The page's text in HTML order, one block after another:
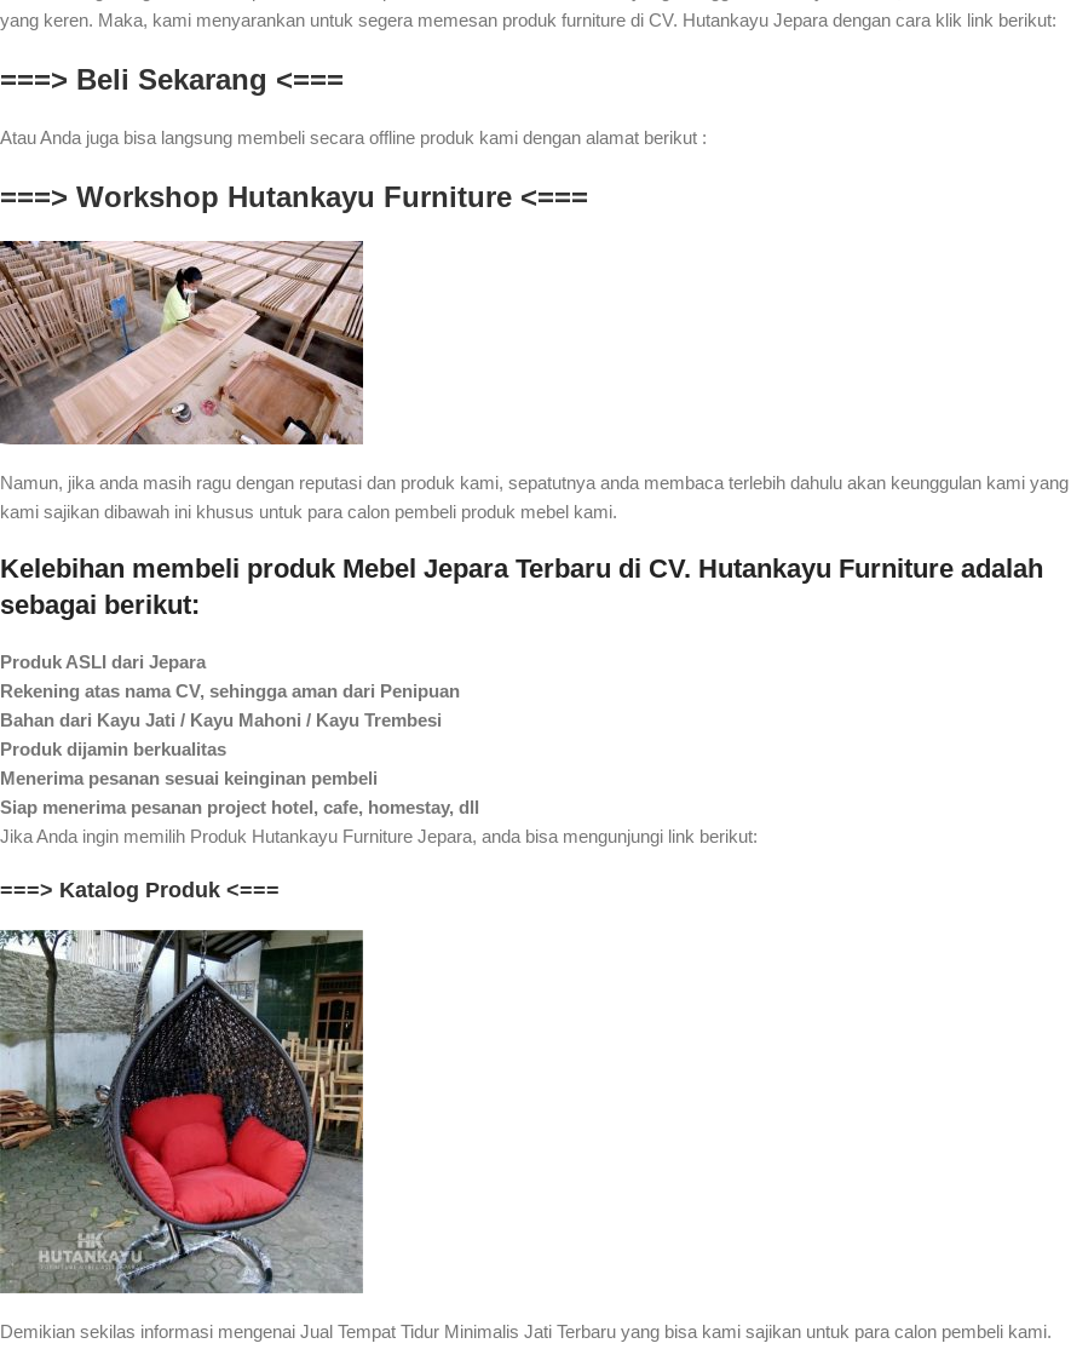
yang keren. Maka, kami menyarankan untuk segera memesan produk furniture di CV. Hutankayu Jepara dengan cara klik link berikut:
===> Beli Sekarang <===
Atau Anda juga bisa langsung membeli secara offline produk kami dengan alamat berikut :
===> Workshop Hutankayu Furniture <===
Namun, jika anda masih ragu dengan reputasi dan produk kami, sepatutnya anda membaca terlebih dahulu akan keunggulan kami yang
kami sajikan dibawah ini khusus untuk para calon pembeli produk mebel kami.
Kelebihan membeli produk Mebel Jepara Terbaru di CV. Hutankayu Furniture adalah
sebagai berikut:
Produk ASLI dari Jepara
Rekening atas nama CV, sehingga aman dari Penipuan
Bahan dari Kayu Jati / Kayu Mahoni / Kayu Trembesi
Produk dijamin berkualitas
Menerima pesanan sesuai keinginan pembeli
Siap menerima pesanan project hotel, cafe, homestay, dll
Jika Anda ingin memilih Produk Hutankayu Furniture Jepara, anda bisa mengunjungi link berikut:
===> Katalog Produk <===
Demikian sekilas informasi mengenai Jual Tempat Tidur Minimalis Jati Terbaru yang bisa kami sajikan untuk para calon pembeli kami.